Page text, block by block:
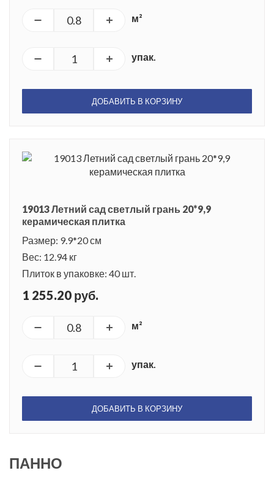
м²
упак.
ДОБАВИТЬ В КОРЗИНУ
19013 Летний сад светлый грань 20*9,9
керамическая плитка
Размер: 9.9*20 см
Вес: 12.94 кг
Плиток в упаковке: 40 шт.
1 255.20 руб.
м²
упак.
ДОБАВИТЬ В КОРЗИНУ
ПАННО